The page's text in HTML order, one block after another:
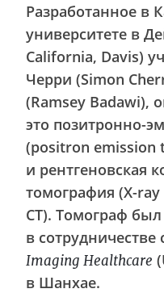
Разработанное в
университете в
California, Davis)
Черри (Simon
(Ramsey Badawi),
это позитронно-
(positron emission
и рентгеновская
томография (X-
CT). Томограф
в
Imaging Healthcare
в Шанхае.